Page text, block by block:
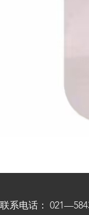
联系电话：